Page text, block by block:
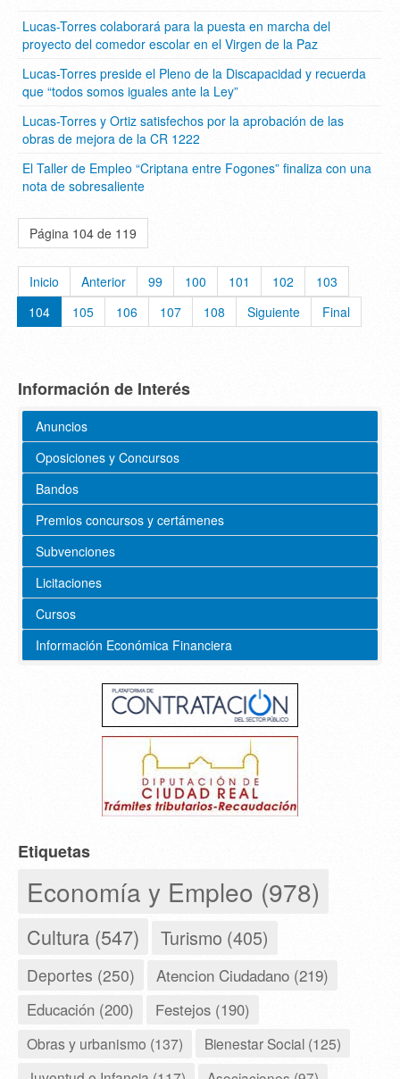
Lucas-Torres colaborará para la puesta en marcha del
proyecto del comedor escolar en el Virgen de la Paz
Lucas-Torres preside el Pleno de la Discapacidad y recuerda
que “todos somos iguales ante la Ley”
Lucas-Torres y Ortiz satisfechos por la aprobación de las
obras de mejora de la CR 1222
El Taller de Empleo “Criptana entre Fogones” finaliza con una
nota de sobresaliente
Página 104 de 119
Inicio Anterior 99 100 101 102
103
104
105 106 107 108 Siguiente Final
Información de Interés
Anuncios
Oposiciones y Concursos
Bandos
Premios concursos y certámenes
Subvenciones
Licitaciones
Cursos
Información Económica Financiera
Etiquetas
Economía y Empleo (978)
Cultura (547) Turismo (405)
Deportes (250) Atencion Ciudadano (219)
Educación (200) Festejos (190)
Obras y urbanismo (137)
Bienestar Social (125)